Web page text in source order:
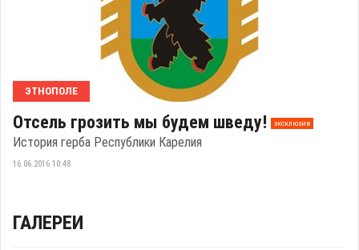
ЭТНОПОЛЕ
Отсель грозить мы будем шведу! эксклюзив
История герба Республики Карелия
16.06.2016 10:48
ГАЛЕРЕИ